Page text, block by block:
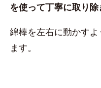
を使って丁寧に取り除
綿棒を左右に動かす
ます。